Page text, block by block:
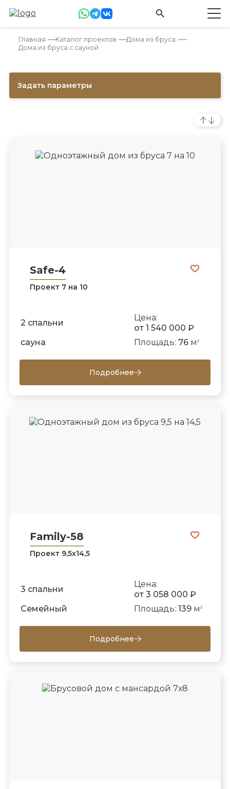
Главная Каталог проектов
Дома из бруса
Дома из бруса с сауной
Задать параметры
Safe-4
Проект 7 на 10
2 спальни
Цена:
от 1 540 000 ₽
сауна
Площадь: 76м 2
Подробнее
Family-58
Проект 9,5х14,5
3 спальни
Цена:
от 3 058 000 ₽
Семейный
Площадь: 139м 2
Подробнее